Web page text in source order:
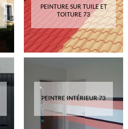
PEINTURE SUR TUILE ET
TOITURE 73
PEINTRE INTÉRIEUR 73